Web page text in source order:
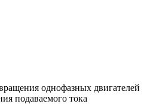
однофазных двигателей
подаваемого тока